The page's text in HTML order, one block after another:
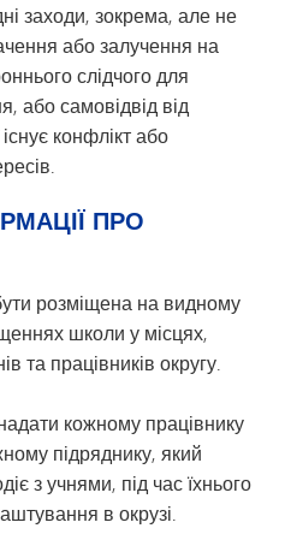
заходи, зокрема, але не
або залучення на
слідчого для
або самовідвід від
конфлікт або
ПРО
розміщена на видному
школи у місцях,
та працівників округу.
кожному працівнику
підряднику, який
з учнями, під час їхнього
в окрузі.